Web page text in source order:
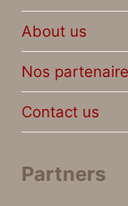
About us
Nos
Contact us
Partners